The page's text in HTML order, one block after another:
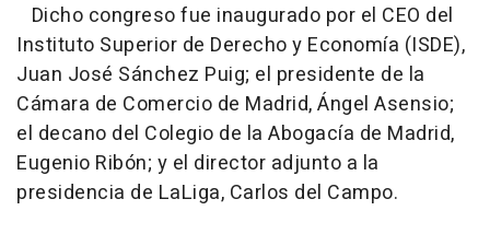
Dicho congreso fue inaugurado por el CEO del
Instituto Superior de Derecho y Economía (ISDE),
Juan José Sánchez Puig; el presidente de la
Cámara de Comercio de Madrid, Ángel Asensio;
el decano del Colegio de la Abogacía de Madrid,
Eugenio Ribón; y el director adjunto a la
presidencia de LaLiga, Carlos del Campo.